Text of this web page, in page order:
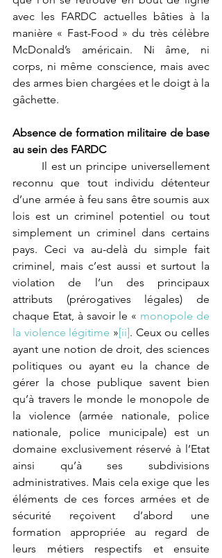
avec les FARDC actuelles bâties à la
manière « Fast-Food » du très célèbre
McDonald’s américain. Ni âme, ni
corps, ni même conscience, mais avec
des armes bien chargées et le doigt à la
gâchette.
Absence de formation militaire de base
au sein des FARDC
reconnu que tout individu détenteur
d’une armée à feu sans être soumis aux
lois est un criminel potentiel ou tout
simplement un criminel dans certains
pays. Ceci va au-delà du simple fait
criminel, mais c’est aussi et surtout la
violation de l’un des principaux
attributs (prérogatives légales) de
chaque Etat, à savoir le « monopole de
la violence légitime »[ii]. Ceux ou celles
ayant une notion de droit, des sciences
politiques ou ayant eu la chance de
gérer la chose publique savent bien
qu’à travers le monde le monopole de
la violence (armée nationale, police
nationale, police municipale) est un
domaine exclusivement réservé à l’Etat
ainsi qu’à ses subdivisions
administratives. Mais cela exige que les
éléments de ces forces armées et de
sécurité reçoivent d’abord une
formation appropriée au regard de
leurs métiers respectifs et ensuite